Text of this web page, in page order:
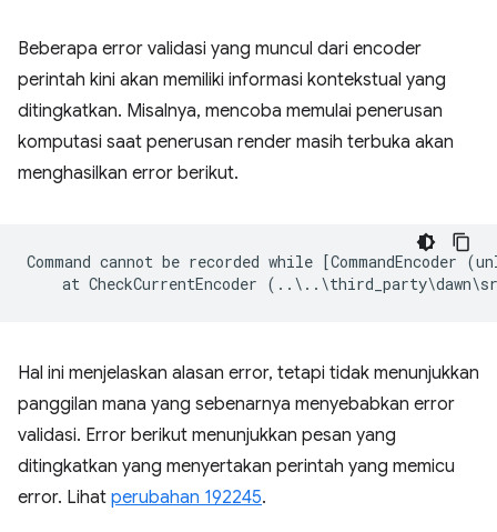
Beberapa error validasi yang muncul dari encoder
perintah kini akan memiliki informasi kontekstual yang
ditingkatkan. Misalnya, mencoba memulai penerusan
komputasi saat penerusan render masih terbuka akan
menghasilkan error berikut.
Command cannot be recorded while
Hal ini menjelaskan alasan error, tetapi tidak menunjukkan
panggilan mana yang sebenarnya menyebabkan error
validasi. Error berikut menunjukkan pesan yang
ditingkatkan yang menyertakan perintah yang memicu
error. Lihat perubahan 192245.